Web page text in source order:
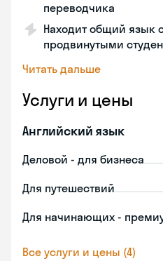
переводчика
Находит общий
продвинутыми
Читать дальше
Услуги и цены
Английский язык
Деловой - для бизнеса
Для путешествий
Для начинающих -
Все услуги и цены (4)